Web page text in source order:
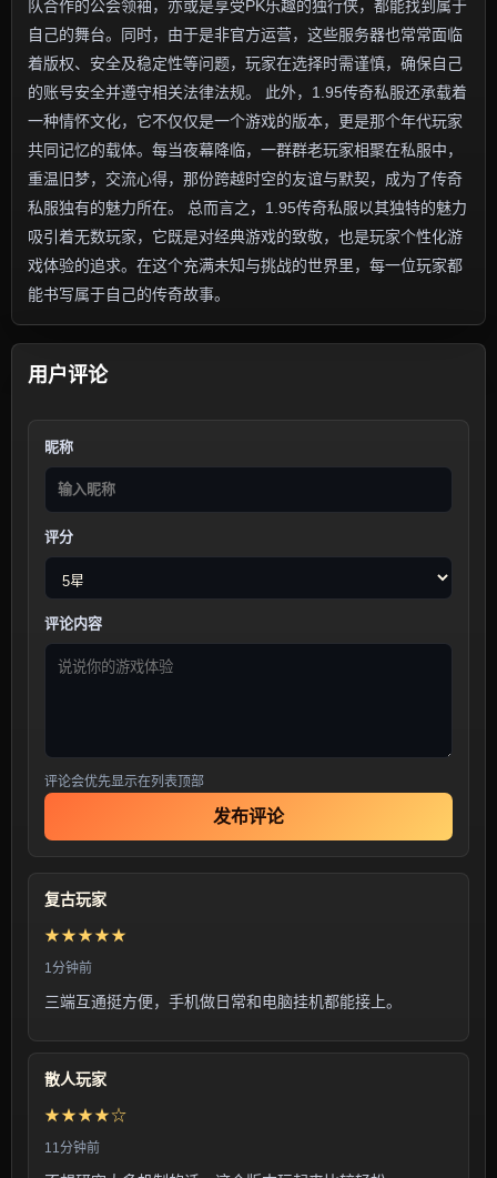
队合作的公会领袖，亦或是享受PK乐趣的独行侠，都能找到属于
自己的舞台。同时，由于是非官方运营，这些服务器也常常面临
着版权、安全及稳定性等问题，玩家在选择时需谨慎，确保自己
的账号安全并遵守相关法律法规。 此外，1.95传奇私服还承载着
一种情怀文化，它不仅仅是一个游戏的版本，更是那个年代玩家
共同记忆的载体。每当夜幕降临，一群群老玩家相聚在私服中，
重温旧梦，交流心得，那份跨越时空的友谊与默契，成为了传奇
私服独有的魅力所在。 总而言之，1.95传奇私服以其独特的魅力
吸引着无数玩家，它既是对经典游戏的致敬，也是玩家个性化游
戏体验的追求。在这个充满未知与挑战的世界里，每一位玩家都
能书写属于自己的传奇故事。
用户评论
昵称
评分
评论内容
评论会优先显示在列表顶部
发布评论
复古玩家
★★★★★
1分钟前
三端互通挺方便，手机做日常和电脑挂机都能接上。
散人玩家
★★★★☆
11分钟前